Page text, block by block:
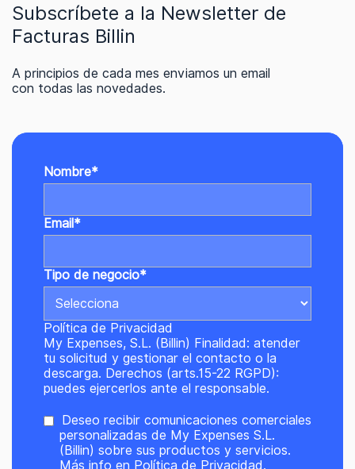
Subscríbete a la Newsletter de
Facturas Billin
A principios de cada mes enviamos un email
con todas las novedades.
Nombre*
Email*
Tipo de negocio*
Política de Privacidad
My Expenses, S.L. (Billin) Finalidad: atender
tu solicitud y gestionar el contacto o la
descarga. Derechos (arts.15-22 RGPD):
puedes ejercerlos ante el responsable.
Deseo recibir comunicaciones comerciales
personalizadas de My Expenses S.L.
(Billin) sobre sus productos y servicios.
Más info en Política de Privacidad.